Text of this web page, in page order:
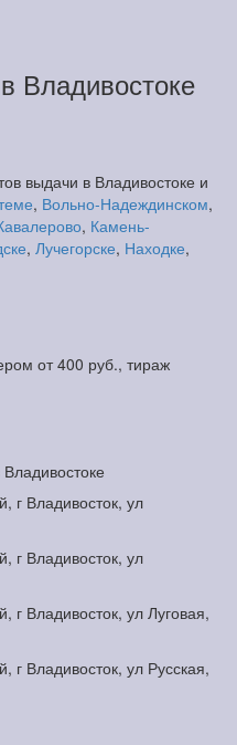
Владивостоке
выдачи в Владивостоке и
, Вольно-Надеждинском,
, Камень-
, Лучегорске, Находке,
от 400 руб., тираж
г Владивосток, ул
г Владивосток, ул
г Владивосток, ул Луговая,
г Владивосток, ул Русская,